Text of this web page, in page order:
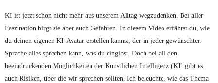
KI ist jetzt schon nicht mehr aus unserem Alltag wegzudenken. Bei aller
Faszination birgt sie aber auch Gefahren. In diesem Video erfährst du, wie
du deinen eigenen KI-Avatar erstellen kannst, der in jeder gewünschten
Sprache alles sprechen kann, was du eingibst. Doch bei all den
beeindruckenden Möglichkeiten der Künstlichen Intelligenz (KI) gibt es
auch Risiken, über die wir sprechen sollten. Ich beleuchte, wie das Thema